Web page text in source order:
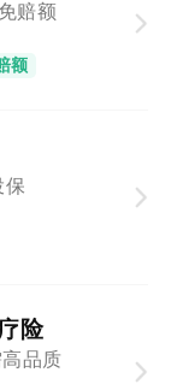
赔额
额
保
险
品质